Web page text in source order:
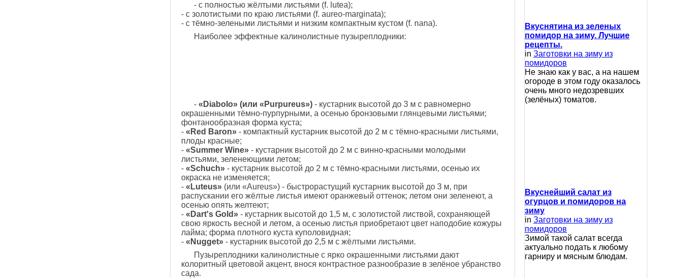
- с полностью жёлтыми листьями (f. lutea);
- с золотистыми по краю листьями (f. aureo-marginata);
- с тёмно-зелеными листьями и низким компактным кустом (f. nana).
Наиболее эффектные калинолистные пузыреплодники:
- «Diabolo» (или «Purpureus»)- кустарник высотой до 3 м с равномерно
окрашенными тёмно-пурпурными, а осенью бронзовыми глянцевыми листьями;
фонтанообразная форма куста;
- «Red Baron»- компактный кустарник высотой до 2 м с тёмно-красными листьями,
плоды красные;
- «Summer Wine»- кустарник высотой до 2 м с винно-красными молодыми
листьями, зеленеющими летом;
- «Schuch»- кустарник высотой до 2 м с тёмно-красными листьями, осенью их
окраска не изменяется;
- «Luteus»(или «Aureus») - быстрорастущий кустарник высотой до 3 м, при
распускании его жёлтые листья имеют оранжевый оттенок; летом они зеленеют, а
осенью опять желтеют;
- «Dart's Gold»- кустарник высотой до 1,5 м, с золотистой листвой, сохраняющей
свою яркость весной и летом, а осенью листья приобретают цвет наподобие кожуры
лайма; форма плотного куста куполовидная;
- «Nugget»- кустарник высотой до 2,5 м с жёлтыми листьями.
Пузыреплодники калинолистные с ярко окрашенными листьями дают
колоритный цветовой акцент, внося контрастное разнообразие в зелёное убранство
сада.
Вкуснятина из зеленых
помидор на зиму. Лучшие
рецепты.
in Заготовки на зиму из
помидоров
Не знаю как у вас, а на нашем
огороде в этом году оказалось
очень много недозревших
(зелёных) томатов.
Вкуснейший салат из
огурцов и помидоров на
зиму
in Заготовки на зиму из
помидоров
Зимой такой салат всегда
актуально подать к любому
гарниру и мясным блюдам.